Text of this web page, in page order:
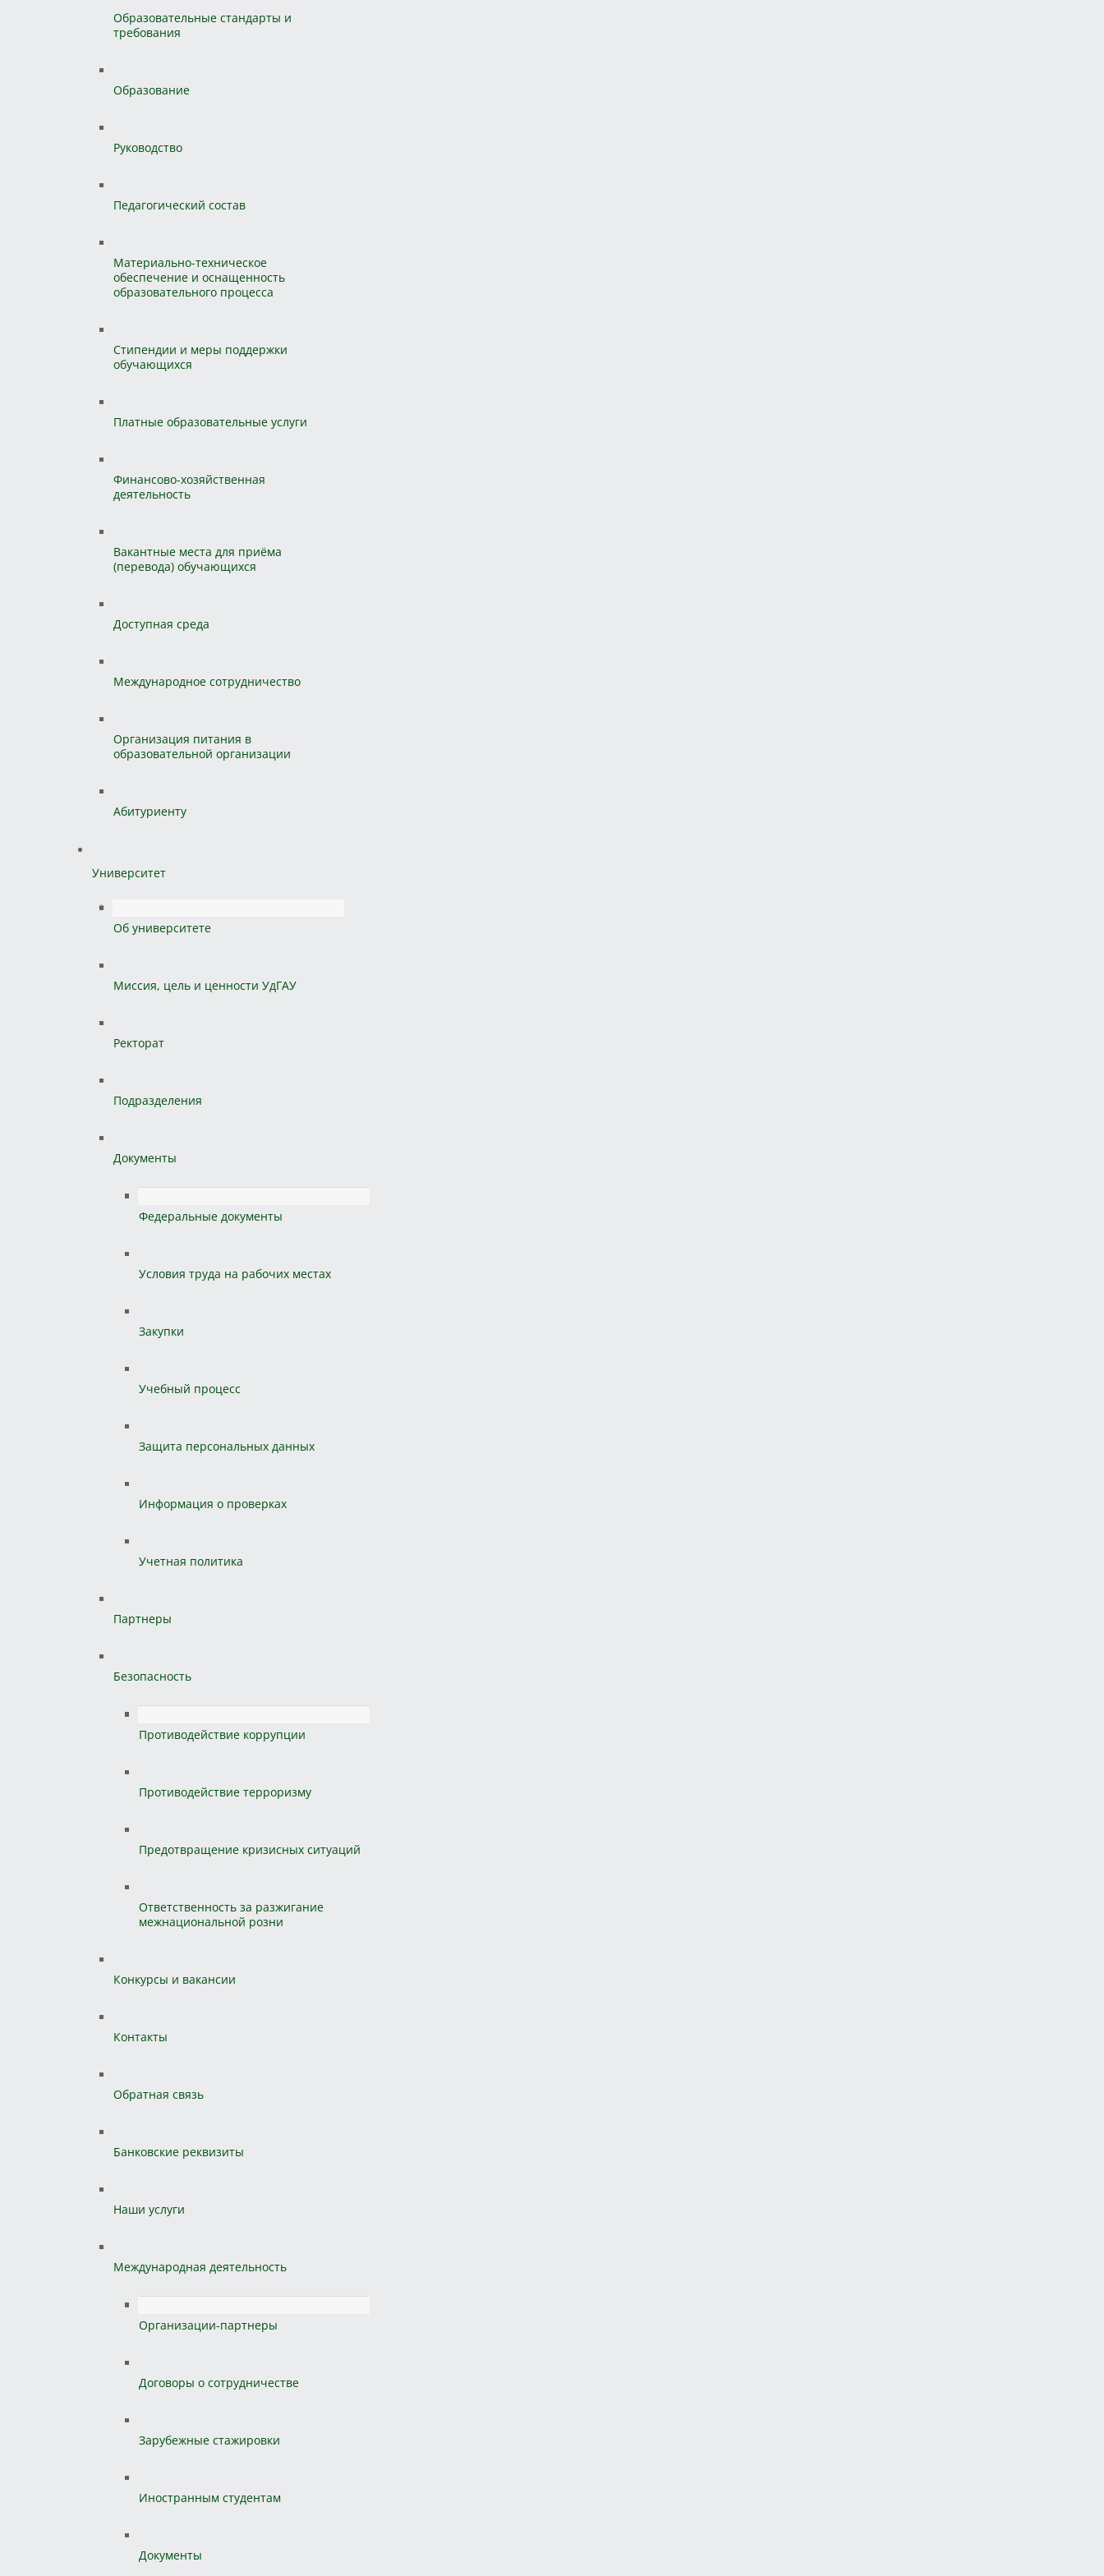
Образовательные стандарты и
требования
Образование
Руководство
Педагогический состав
Материально-техническое
обеспечение и оснащенность
образовательного процесса
Стипендии и меры поддержки
обучающихся
Платные образовательные услуги
Финансово-хозяйственная
деятельность
Вакантные места для приёма
(перевода) обучающихся
Доступная среда
Международное сотрудничество
Организация питания в
образовательной организации
Абитуриенту
Университет
Об университете
Миссия, цель и ценности УдГАУ
Ректорат
Подразделения
Документы
Федеральные документы
Условия труда на рабочих местах
Закупки
Учебный процесс
Защита персональных данных
Информация о проверках
Учетная политика
Партнеры
Безопасность
Противодействие коррупции
Противодействие терроризму
Предотвращение кризисных ситуаций
Ответственность за разжигание
межнациональной розни
Конкурсы и вакансии
Контакты
Обратная связь
Банковские реквизиты
Наши услуги
Международная деятельность
Организации-партнеры
Договоры о сотрудничестве
Зарубежные стажировки
Иностранным студентам
Документы